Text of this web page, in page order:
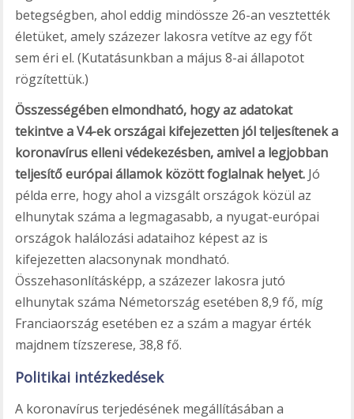
betegségben, ahol eddig mindössze 26-an vesztették
életüket, amely százezer lakosra vetítve az egy főt
sem éri el. (Kutatásunkban a május 8-ai állapotot
rögzítettük.)
Összességében elmondható, hogy az adatokat
tekintve a V4-ek országai kifejezetten jól teljesítenek a
koronavírus elleni védekezésben, amivel a legjobban
teljesítő európai államok között foglalnak helyet. Jó
példa erre, hogy ahol a vizsgált országok közül az
elhunytak száma a legmagasabb, a nyugat-európai
országok halálozási adataihoz képest az is
kifejezetten alacsonynak mondható.
Összehasonlításképp, a százezer lakosra jutó
elhunytak száma Németország esetében 8,9 fő, míg
Franciaország esetében ez a szám a magyar érték
majdnem tízszerese, 38,8 fő.
Politikai intézkedések
A koronavírus terjedésének megállításában a